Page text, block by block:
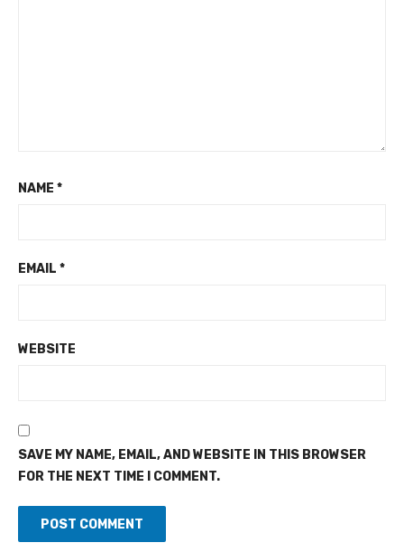
NAME *
EMAIL *
WEBSITE
SAVE MY NAME, EMAIL, AND WEBSITE IN THIS BROWSER
FOR THE NEXT TIME I COMMENT.